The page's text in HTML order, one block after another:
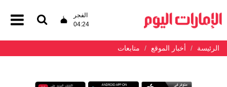
الفجر
04:24
الرئيسة أخبار الموقع متابعات